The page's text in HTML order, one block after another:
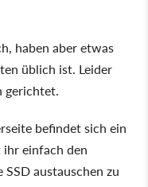
haben aber etwas
üblich ist. Leider
gerichtet.
befindet sich ein
einfach den
austauschen zu